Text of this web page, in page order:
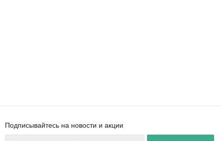
Подписывайтесь на новости и акции